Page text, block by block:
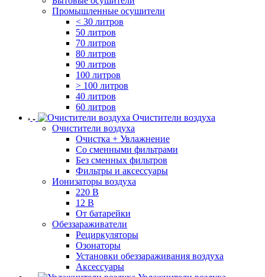
Промышленные осушители
< 30 литров
50 литров
70 литров
80 литров
90 литров
100 литров
> 100 литров
40 литров
60 литров
Очистители воздуха
Очистители воздуха
Очистка + Увлажнение
Cо сменными фильтрами
Без сменных фильтров
Фильтры и аксессуары
Ионизаторы воздуха
220 В
12 В
От батарейки
Обеззараживатели
Рециркуляторы
Озонаторы
Установки обеззараживания воздуха
Аксессуары